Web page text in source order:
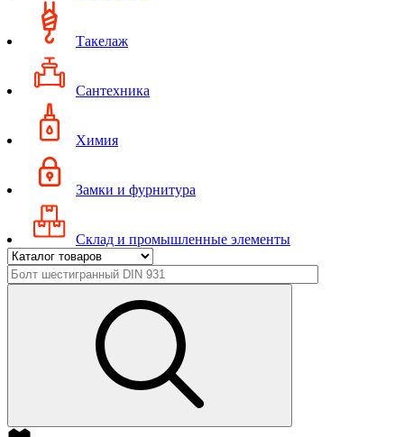
Такелаж
Сантехника
Химия
Замки и фурнитура
Склад и промышленные элементы